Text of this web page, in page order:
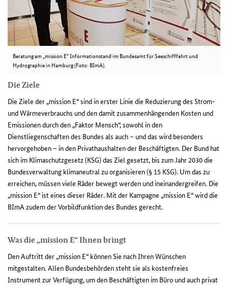
Beratung am „mission E" Informationstand im Bundesamt für Seeschifffahrt und
Hydrographie in Hamburg (Foto: BImA).
Die Ziele
Die Ziele der „mission E“ sind in erster Linie die Reduzierung des Strom-
und Wärmeverbrauchs und den damit zusammenhängenden Kosten und
Emissionen durch den „Faktor Mensch“, sowohl in den
Dienstliegenschaften des Bundes als auch – und das wird besonders
hervorgehoben – in den Privathaushalten der Beschäftigten. Der Bund hat
sich im Klimaschutzgesetz (KSG) das Ziel gesetzt, bis zum Jahr 2030 die
Bundesverwaltung klimaneutral zu organisieren (§ 15 KSG). Um das zu
erreichen, müssen viele Räder bewegt werden und ineinandergreifen. Die
„mission E“ ist eines dieser Räder. Mit der Kampagne „mission E“ wird die
BImA zudem der Vorbildfunktion des Bundes gerecht.
Was die „mission E“ Ihnen bringt
Den Auftritt der „mission E“ können Sie nach Ihren Wünschen
mitgestalten. Allen Bundesbehörden steht sie als kostenfreies
Instrument zur Verfügung, um den Beschäftigten im Büro und auch privat